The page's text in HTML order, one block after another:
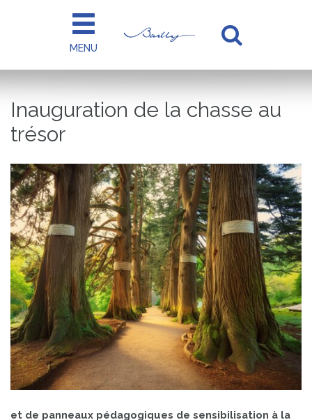
MENU
à
la
Inauguration de la chasse au
trésor
et de panneaux pédagogiques de sensibilisation à la